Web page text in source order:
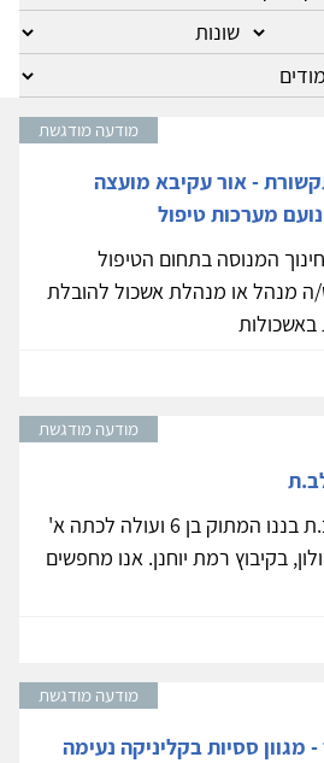
מודעה מודגשת
- אור עקיבא מועצה
מערכות טיפול
המנוסה בתחום הטיפול
ה מנהל או מנהלת אשכול להובלת
באשכולות
מודעה מודגשת
מחפשים סייע.ת/משלב.ת בננו המתוק בן 6 ועולה לכתה א'
בקיבוץ רמת יוחנן. אנו מחפשים
מודעה מודגשת
ססיות בקליניקה נעימה